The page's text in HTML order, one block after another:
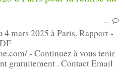
…
mars 2025 à Paris. Rapport -
- Continuez à vous tenir
gratuitement . Contact Email